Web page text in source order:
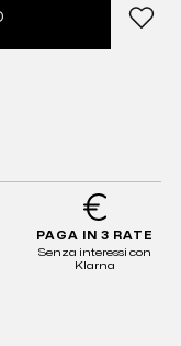
PAGA IN 3 RATE
Senza interessi con
Klarna